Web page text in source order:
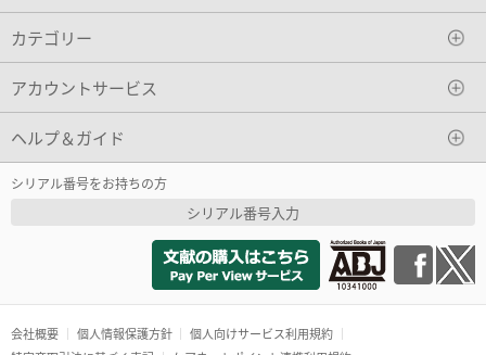
カテゴリー
アカウントサービス
ヘルプ＆ガイド
シリアル番号をお持ちの方
シリアル番号入力
会社概要 個人情報保護方針
個人向けサービス利用規約